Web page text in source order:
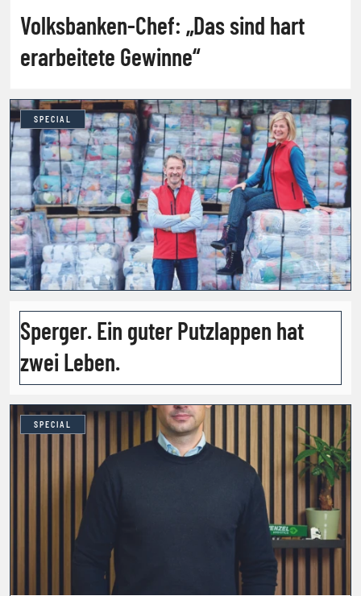
Volksbanken-Chef: „Das sind hart
erarbeitete Gewinne“
SPECIAL
Sperger. Ein guter Putzlappen hat
zwei Leben.
SPECIAL